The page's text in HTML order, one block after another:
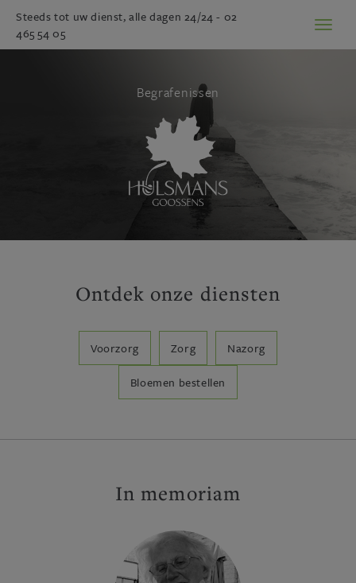
Steeds tot uw dienst, alle dagen 24/24 - 02
465 54 05
Toggle
Begrafenissen
Ontdek onze diensten
Voorzorg Zorg Nazorg
Bloemen bestellen
In memoriam